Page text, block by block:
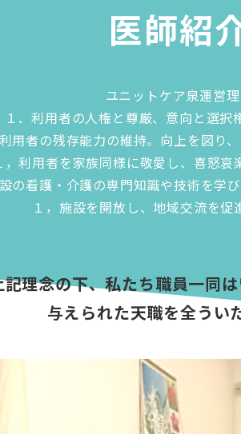
医師紹
ユニットケア泉運営
１．利用者の人権と尊厳、意向と選択
用者の残存能力の維持。向上を図り、
，利用者を家族同様に敬愛し、喜怒哀
の看護・介護の専門知識や技術を学
１，施設を開放し、地域交流を促
記理念の下、私たち職員一同
与えられた天職を全うい